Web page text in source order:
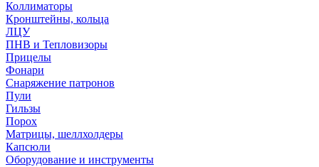
Коллиматоры
Кронштейны, кольца
ЛЦУ
ПНВ и Тепловизоры
Прицелы
Фонари
Снаряжение патронов
Пули
Гильзы
Порох
Матрицы, шеллхолдеры
Капсюли
Оборудование и инструменты